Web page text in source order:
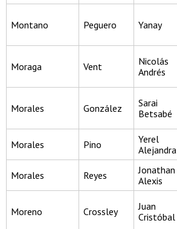
Montano Peguero Yanay
Moraga Vent
Nicolás
Andrés
Morales González
Sarai
Betsabé
Morales Pino
Yerel
Alejandra
Morales Reyes
Jonathan
Alexis
Moreno Crossley
Juan
Cristóbal